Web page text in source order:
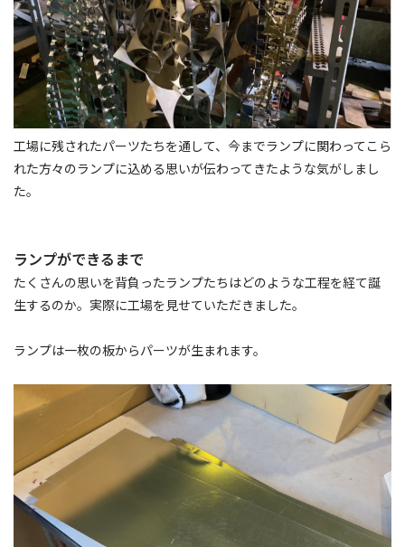
工場に残されたパーツたちを通して、今までランプに関わってこら
れた方々のランプに込める思いが伝わってきたような気がしまし
た。
ランプができるまで
たくさんの思いを背負ったランプたちはどのような工程を経て誕
生するのか。実際に工場を見せていただきました。
ランプは一枚の板からパーツが生まれます。